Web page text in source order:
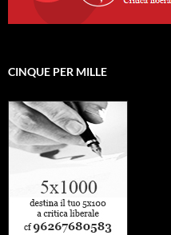
CINQUE PER MILLE